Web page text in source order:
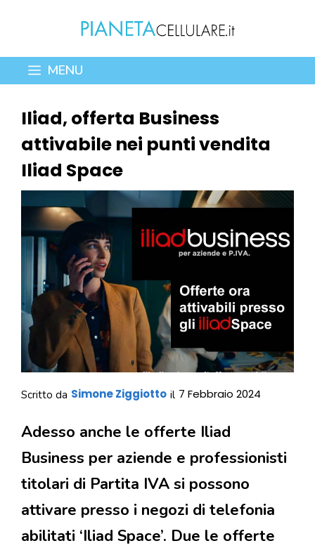
contenuto
MENU
Iliad, offerta Business
attivabile nei punti vendita
Iliad Space
Scritto da Simone Ziggiotto il 7 Febbraio 2024
Adesso anche le offerte Iliad
Business per aziende e professionisti
titolari di Partita IVA si possono
attivare presso i negozi di telefonia
abilitati ‘Iliad Space’. Due le offerte